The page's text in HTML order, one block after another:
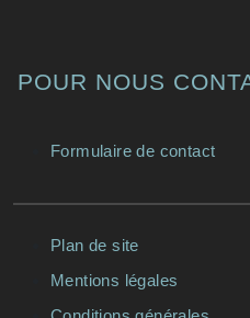
POUR NOUS
Formulaire de contact
Plan de site
Mentions légales